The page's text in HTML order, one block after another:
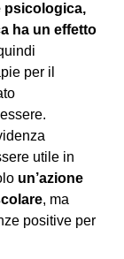
psicologica,
ha un effetto
per il
utile in
un’azione
, ma
positive per